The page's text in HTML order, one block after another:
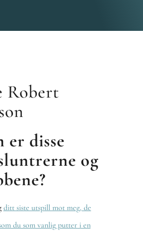
Robert
er disse
og
ditt siste utspill mot meg, de
du som vanlig putter i en